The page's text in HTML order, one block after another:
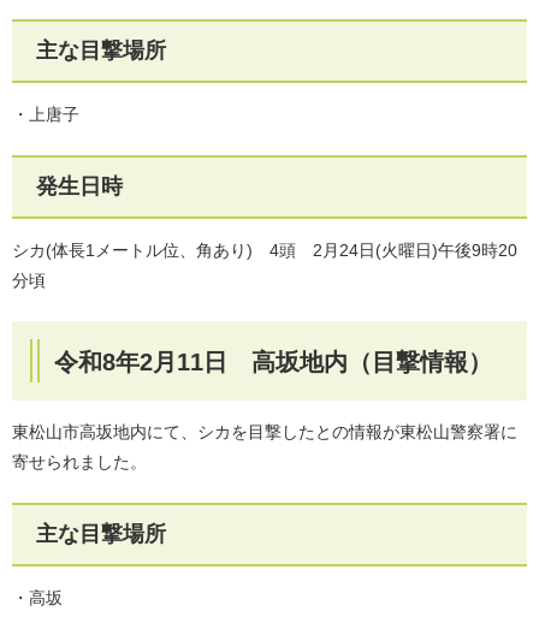
主な目撃場所
・上唐子
発生日時
シカ(体長1メートル位、角あり) 4頭 2月24日(火曜日)午後9時20
分頃
令和8年2月11日 高坂地内（目撃情報）
東松山市高坂地内にて、シカを目撃したとの情報が東松山警察署に
寄せられました。
主な目撃場所
・高坂